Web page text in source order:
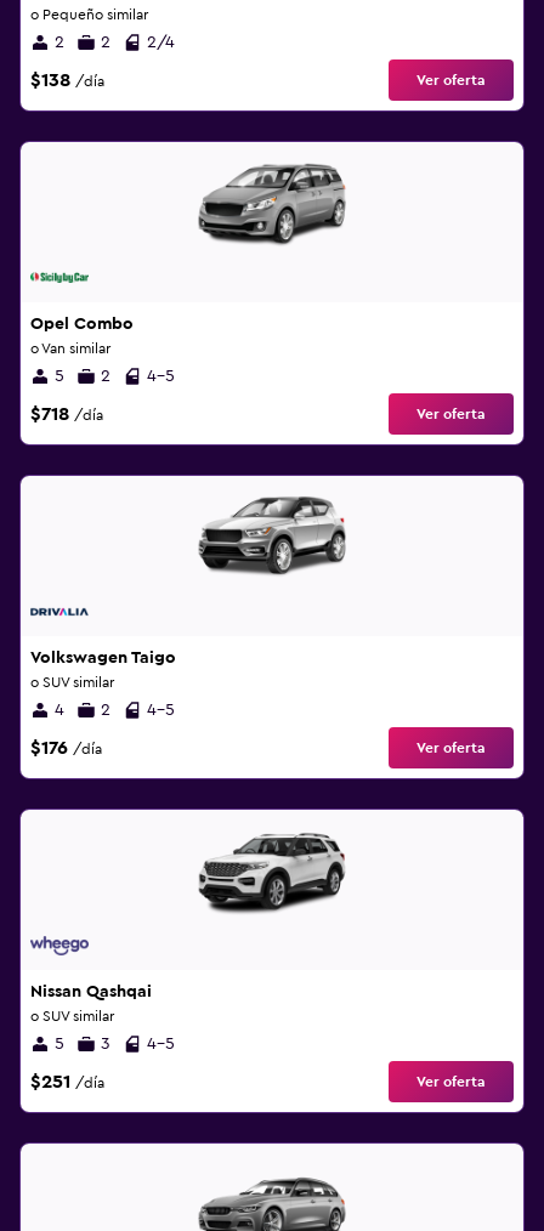
o Pequeño similar
2 2 2/4
$138 /día Ver oferta
Opel Combo
o Van similar
5 2 4-5
$718 /día Ver oferta
Volkswagen Taigo
o SUV similar
4 2 4-5
$176 /día Ver oferta
Nissan Qashqai
o SUV similar
5 3 4-5
$251 /día Ver oferta